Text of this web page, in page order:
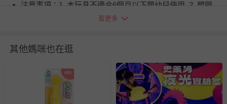
注意事項：1. 本玩具不適合6個月以下嬰幼兒使用. 2. 塑膠
製品請遠離高溫與火燄, 所有零件請勿吞食. 3. 請將包裝盒丟
BSMI商品檢驗標識字號：M38383
洗滌/清潔建議：乾淨濕布擦拭即可
您所購買的商品享有7天的鑑賞期／猶豫期權益，但此期間
看更多
其他媽咪也在逛